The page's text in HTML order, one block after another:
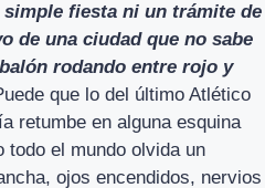
fiesta ni un trámite de
de una ciudad que no sabe
rodando entre rojo y
que lo del último Atlético
retumbe en alguna esquina
todo el mundo olvida un
ojos encendidos, nervios